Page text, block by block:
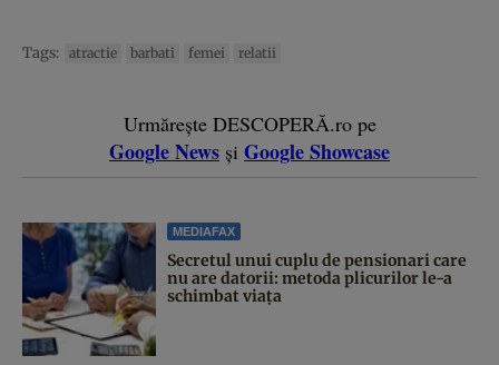
Tags: atractie barbati femei relatii
Urmărește DESCOPERĂ.ro pe
Google News și Google Showcase
MEDIAFAX
Secretul unui cuplu de pensionari care
nu are datorii: metoda plicurilor le-a
schimbat viața